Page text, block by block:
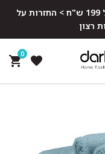
משלוח מהיר חינם לכל הארץ בקנייה מעל 199 ש"ח > החזרות על
0